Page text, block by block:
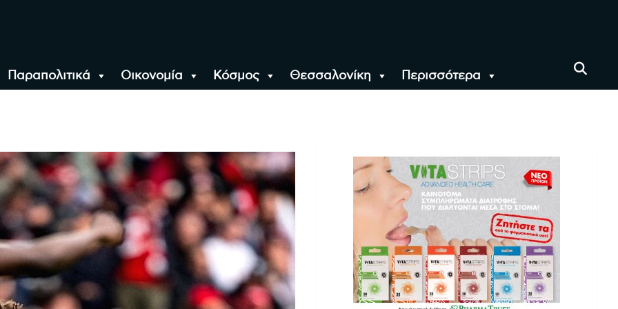
Παραπολιτικά Οικονομία Κόσμος Θεσσαλονίκη Περισσότερα